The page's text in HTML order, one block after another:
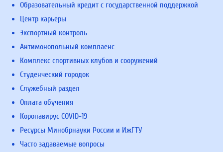
Образовательный кредит с государственной поддержкой
Центр карьеры
Экспортный контроль
Антимонопольный комплаенс
Комплекс спортивных клубов и сооружений
Студенческий городок
Служебный раздел
Оплата обучения
Коронавирус COVID-19
Ресурсы Минобрнауки России и ИжГТУ
Часто задаваемые вопросы